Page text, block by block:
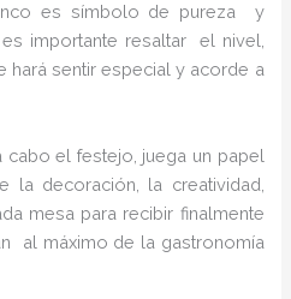
es símbolo de pureza y
importante resaltar el nivel,
hará sentir especial y acorde a
el festejo, juega un papel
la decoración, la creatividad,
mesa para recibir finalmente
al máximo de la gastronomía